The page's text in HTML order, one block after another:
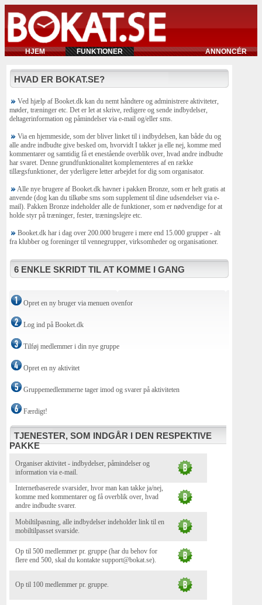
HJEM FUNKTIONER ANNONCÉR
HVAD ER BOKAT.SE?
Ved hjælp af Booket.dk kan du nemt håndtere og administrere aktiviteter,
møder, træninger etc. Det er let at skrive, redigere og sende indbydelser,
deltagerinformation og påmindelser via e-mail og/eller sms.
Via en hjemmeside, som der bliver linket til i indbydelsen, kan både du og
alle andre indbudte give besked om, hvorvidt I takker ja elle nej, komme med
kommentarer og samtidig få et enestående overblik over, hvad andre indbudte
har svaret. Denne grundfunktionalitet komplementeres af en række
tillægsfunktioner, der yderligere letter arbejdet for dig som organisator.
Alle nye brugere af Booket.dk havner i pakken Bronze, som er helt gratis at
anvende (dog kan du tilkøbe sms som supplement til dine udsendelser via e-
mail). Pakken Bronze indeholder alle de funktioner, som er nødvendige for at
holde styr på træninger, fester, træningslejre etc.
Booket.dk har i dag over 200.000 brugere i mere end 15.000 grupper - alt
fra klubber og foreninger til vennegrupper, virksomheder og organisationer.
6 ENKLE SKRIDT TIL AT KOMME I GANG
Opret en ny bruger via menuen ovenfor
Log ind på Booket.dk
Tilføj medlemmer i din nye gruppe
Opret en ny aktivitet
Gruppemedlemmerne tager imod og svarer på aktiviteten
Færdigt!
TJENESTER, SOM INDGÅR I DEN RESPEKTIVE
PAKKE
Organiser aktivitet - indbydelser, påmindelser og
information via e-mail.
Internetbaserede svarsider, hvor man kan takke ja/nej,
komme med kommentarer og få overblik over, hvad
andre indbudte svarer.
Mobiltilpasning, alle indbydelser indeholder link til en
mobiltilpasset svarside.
Op til 500 medlemmer pr. gruppe (har du behov for
flere end 500, skal du kontakte support@bokat.se).
Op til 100 medlemmer pr. gruppe.